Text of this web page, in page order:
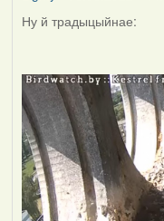
Ну й традыцыйнае: